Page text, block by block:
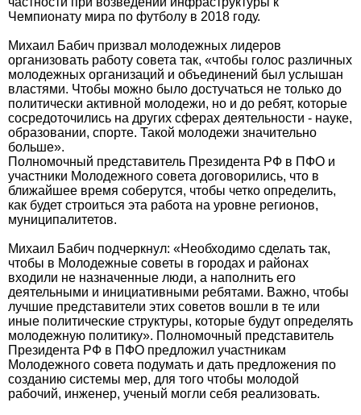
Чемпионату мира по футболу в 2018 году.
Михаил Бабич призвал молодежных лидеров
организовать работу совета так, «чтобы голос различных
молодежных организаций и объединений был услышан
властями. Чтобы можно было достучаться не только до
политически активной молодежи, но и до ребят, которые
сосредоточились на других сферах деятельности - науке,
образовании, спорте. Такой молодежи значительно
больше».
Полномочный представитель Президента РФ в ПФО и
участники Молодежного совета договорились, что в
ближайшее время соберутся, чтобы четко определить,
как будет строиться эта работа на уровне регионов,
муниципалитетов.
Михаил Бабич подчеркнул: «Необходимо сделать так,
чтобы в Молодежные советы в городах и районах
входили не назначенные люди, а наполнить его
деятельными и инициативными ребятами. Важно, чтобы
лучшие представители этих советов вошли в те или
иные политические структуры, которые будут определять
молодежную политику». Полномочный представитель
Президента РФ в ПФО предложил участникам
Молодежного совета подумать и дать предложения по
созданию системы мер, для того чтобы молодой
рабочий, инженер, ученый могли себя реализовать.